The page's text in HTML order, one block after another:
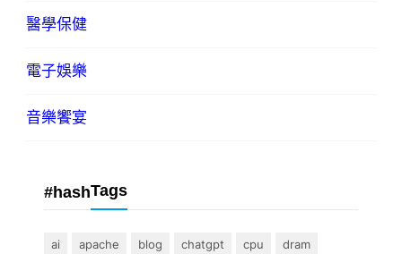
醫學保健
電子娛樂
音樂饗宴
#hashTags
ai apache blog chatgpt cpu
dram